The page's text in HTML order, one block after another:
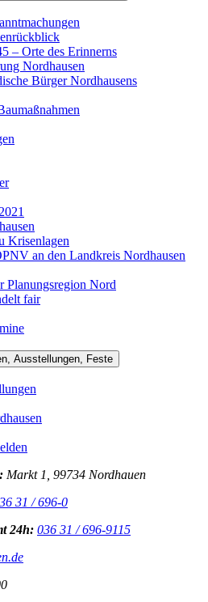
– Orte des Erinnerns
Nordhausen
Bürger Nordhausens
Krisenlagen
an den Landkreis Nordhausen
Planungsregion Nord
fair
Ausstellungen, Feste
Markt 1, 99734 Nordhauen
31 / 696-0
24h: 036 31 / 696-9115